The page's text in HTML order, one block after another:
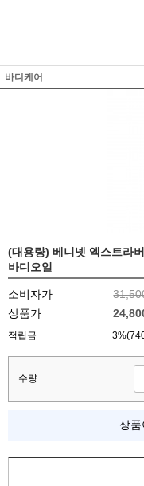
바디케어
(대용량) 베니넷 엑스트라
바디오일
소비자가
상품가
적립금
수량
상품